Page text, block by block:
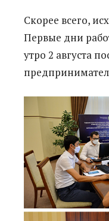
Скорее всего,
Первые дни
утро 2 августа